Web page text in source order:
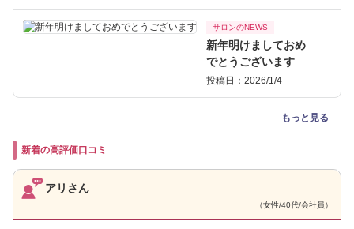
サロンのNEWS
新年明けましておめ
でとうございます
投稿日：2026/1/4
もっと見る
新着の高評価口コミ
アリさん
（女性/40代/会社員）